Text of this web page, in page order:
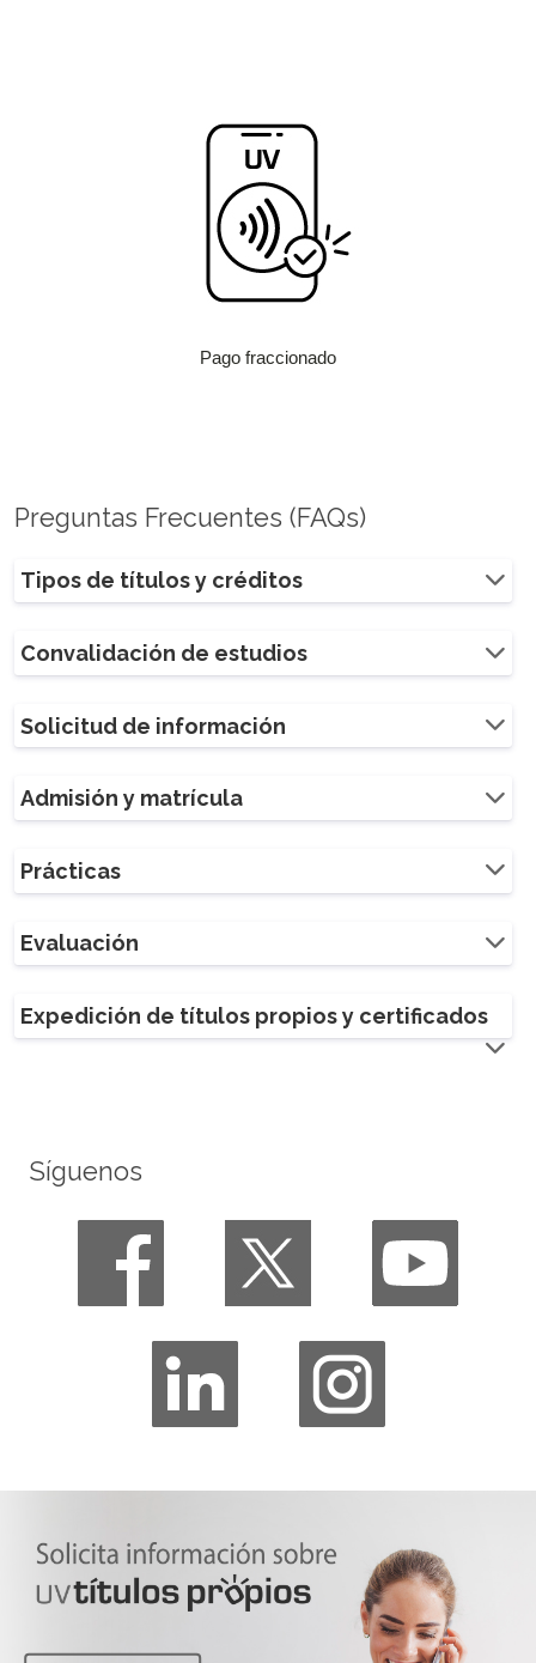
Pago fraccionado
Preguntas Frecuentes (FAQs)
Tipos de títulos y créditos
Convalidación de estudios
Solicitud de información
Admisión y matrícula
Prácticas
Evaluación
Expedición de títulos propios y certificados
Síguenos